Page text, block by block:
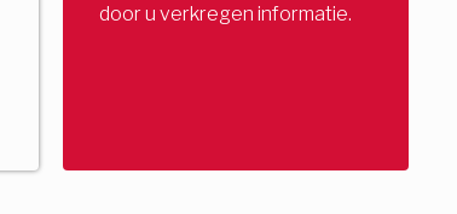
door u verkregen informatie.